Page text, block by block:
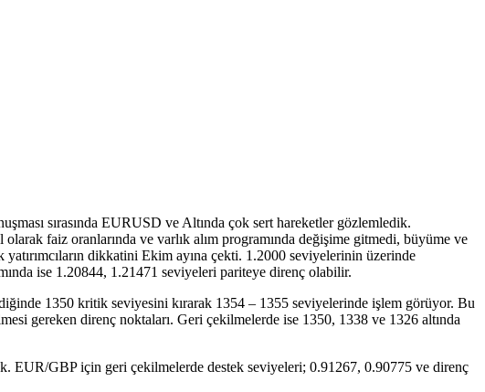
sırasında EURUSD ve Altında çok sert hareketler gözlemledik.
faiz oranlarında ve varlık alım programında değişime gitmedi, büyüme ve
dikkatini Ekim ayına çekti. 1.2000 seviyelerinin üzerinde
ise 1.20844, 1.21471 seviyeleri pariteye direnç olabilir.
1350 kritik seviyesini kırarak 1354 – 1355 seviyelerinde işlem görüyor. Bu
gereken direnç noktaları. Geri çekilmelerde ise 1350, 1338 ve 1326 altında
EUR/GBP için geri çekilmelerde destek seviyeleri; 0.91267, 0.90775 ve direnç